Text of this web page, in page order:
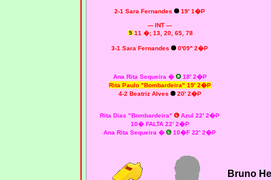
2-1 Sara Fernandes 19' 1�P
--- INT ---
11 �; 13, 20, 65, 78
3-1 Sara Fernandes 0'09'' 2�P
Ana Rita Sequeira �
18' 2�P
Rita Paulo "Bombardeira" 19' 2�P
4-2 Beatriz Alves
20' 2�P
Rita Dias "Bombardeira"
Azul 22' 2�P
10� FALTA 22' 2�P
Ana Rita Sequeira �
10�F 22' 2�P
Bruno